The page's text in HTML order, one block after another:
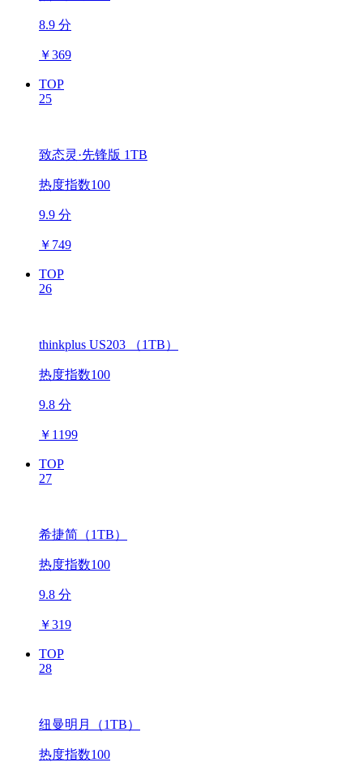
8.9 分
￥369
TOP
25
致态灵·先锋版 1TB
热度指数100
9.9 分
￥ 749
TOP
26
thinkplus US203 （1TB）
热度指数100
9.8 分
￥ 1199
TOP
27
希捷简（1TB）
热度指数100
9.8 分
￥319
TOP
28
纽曼明月（1TB）
热度指数100